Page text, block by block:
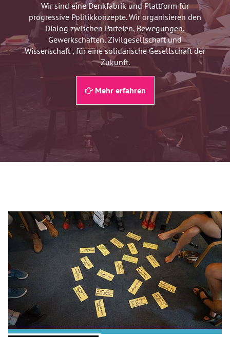
Wir sind eine Denkfabrik und Plattform für
progressive Politikkonzepte. Wir organisieren den
Dialog zwischen Parteien, Bewegungen,
Gewerkschaften, Zivilgesellschaft und
Wissenschaft , für eine solidarische Gesellschaft der
Zukunft.
Mehr erfahren